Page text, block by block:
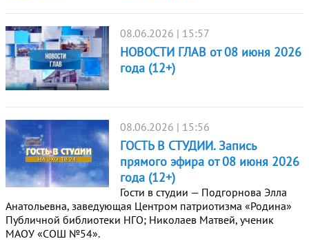
08.06.2026 | 15:57
НОВОСТИ ГЛАВ от 08 июня 2026
года (12+)
08.06.2026 | 15:56
ГОСТЬ В СТУДИИ. Запись
прямого эфира от 08 июня 2026
года (12+)
Гости в студии — Подгорнова Элла
Анатольевна, заведующая Центром патриотизма «Родина»
Публичной библиотеки НГО; Николаев Матвей, ученик
МАОУ «СОШ №54».